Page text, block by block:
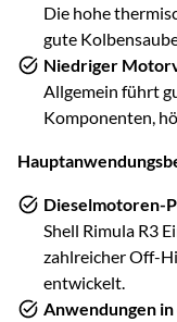
Die hohe
gute
Niedriger
Allgemein führt
Komponenten,
Dieselmotoren-
Shell Rimula R3
zahlreicher Off-
entwickelt.
Anwendungen